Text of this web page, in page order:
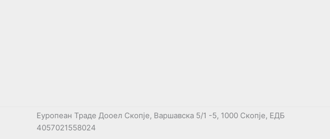
Еуропеан Траде Дооел Скопје, Варшавска 5/1 -5, 1000 Скопје, ЕДБ
4057021558024